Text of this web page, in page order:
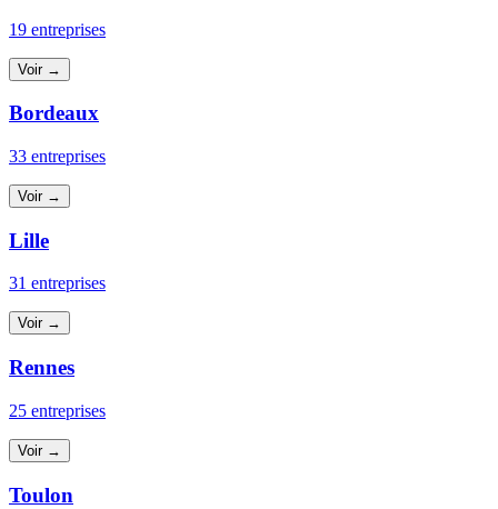
19 entreprises
Voir →
Bordeaux
33 entreprises
Voir →
Lille
31 entreprises
Voir →
Rennes
25 entreprises
Voir →
Toulon